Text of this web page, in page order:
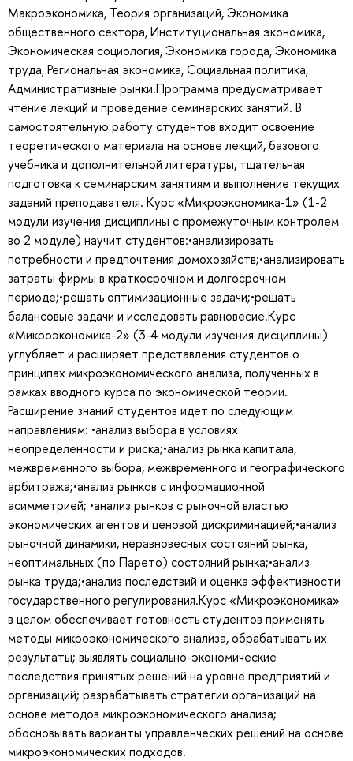
Макроэкономика, Теория организаций, Экономика
общественного сектора, Институциональная экономика,
Экономическая социология, Экономика города, Экономика
труда, Региональная экономика, Социальная политика,
Административные рынки.Программа предусматривает
чтение лекций и проведение семинарских занятий. В
самостоятельную работу студентов входит освоение
теоретического материала на основе лекций, базового
учебника и дополнительной литературы, тщательная
подготовка к семинарским занятиям и выполнение текущих
заданий преподавателя. Курс «Микроэкономика-1» (1-2
модули изучения дисциплины с промежуточным контролем
во 2 модуле) научит студентов:•анализировать
потребности и предпочтения домохозяйств;•анализировать
затраты фирмы в краткосрочном и долгосрочном
периоде;•решать оптимизационные задачи;•решать
балансовые задачи и исследовать равновесие.Курс
«Микроэкономика-2» (3-4 модули изучения дисциплины)
углубляет и расширяет представления студентов о
принципах микроэкономического анализа, полученных в
рамках вводного курса по экономической теории.
Расширение знаний студентов идет по следующим
направлениям: •анализ выбора в условиях
неопределенности и риска;•анализ рынка капитала,
межвременного выбора, межвременного и географического
арбитража;•анализ рынков с информационной
асимметрией; •анализ рынков с рыночной властью
экономических агентов и ценовой дискриминацией;•анализ
рыночной динамики, неравновесных состояний рынка,
неоптимальных (по Парето) состояний рынка;•анализ
рынка труда;•анализ последствий и оценка эффективности
государственного регулирования.Курс «Микроэкономика»
в целом обеспечивает готовность студентов применять
методы микроэкономического анализа, обрабатывать их
результаты; выявлять социально-экономические
последствия принятых решений на уровне предприятий и
организаций; разрабатывать стратегии организаций на
основе методов микроэкономического анализа;
обосновывать варианты управленческих решений на основе
микроэкономических подходов.